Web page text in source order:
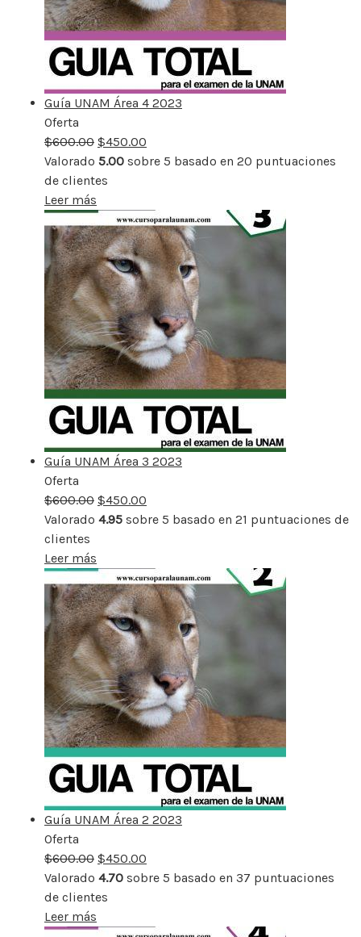
Guía UNAM Área 4 2023
Oferta
rebajado
$600.00 $450.00
Valorado 5.00 sobre 5 basado en 20 puntuaciones
de clientes
Leer más
Guía UNAM Área 3 2023
Oferta
rebajado
$600.00 $450.00
Valorado 4.95 sobre 5 basado en 21 puntuaciones de
clientes
Leer más
Guía UNAM Área 2 2023
Oferta
rebajado
$600.00 $450.00
Valorado 4.70 sobre 5 basado en 37 puntuaciones
de clientes
Leer más